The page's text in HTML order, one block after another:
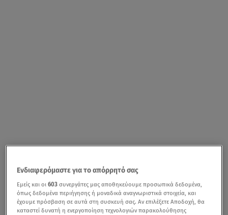
Ενδιαφερόμαστε για το απόρρητό σας
Εμείς και οι603 συνεργάτες μας αποθηκεύουμε προσωπικά δεδομένα,
όπως δεδομένα περιήγησης ή μοναδικά αναγνωριστικά στοιχεία, και
έχουμε πρόσβαση σε αυτά στη συσκευή σας. Αν επιλέξετε Αποδοχή, θα
καταστεί δυνατή η ενεργοποίηση τεχνολογιών παρακολούθησης